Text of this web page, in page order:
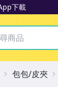
下載
賣
包包/皮夾